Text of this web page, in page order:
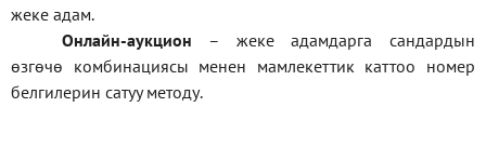
жеке адам.
Онлайн-аукцион – жеке адамдарга сандардын
өзгөчө комбинациясы менен мамлекеттик каттоо номер
белгилерин сатуу методу.